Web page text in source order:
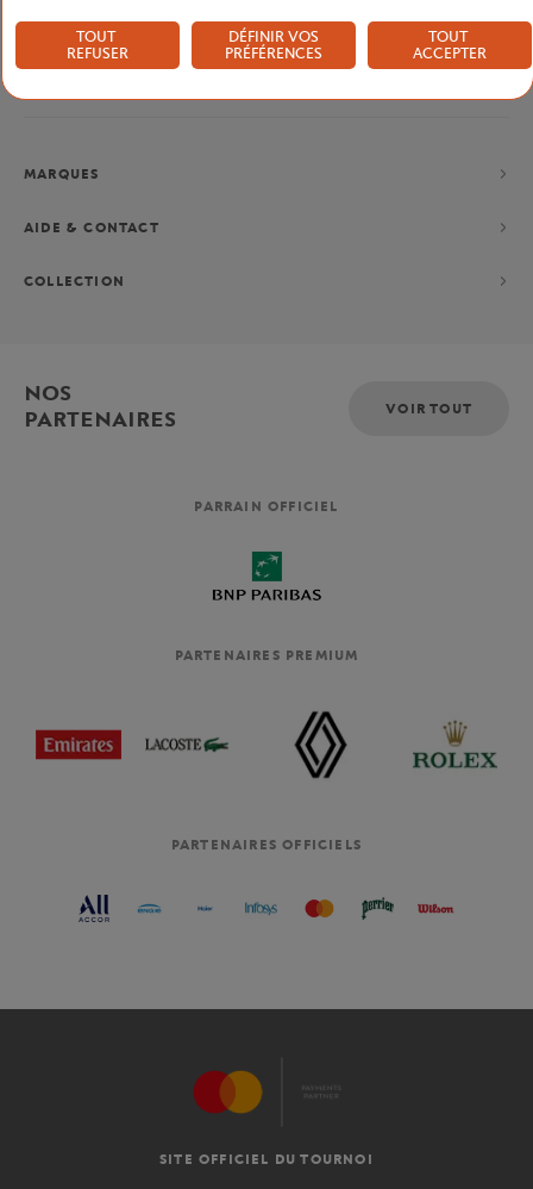
MARQUES
AIDE & CONTACT
COLLECTION
NOS
PARTENAIRES
VOIR TOUT
PARRAIN OFFICIEL
PARTENAIRES PREMIUM
PARTENAIRES OFFICIELS
SITE OFFICIEL DU TOURNOI
TOUT
REFUSER
DÉFINIR VOS
PRÉFÉRENCES
TOUT
ACCEPTER